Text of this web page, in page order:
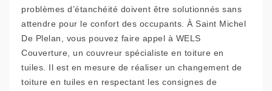
problèmes d’étanchéité doivent être solutionnés sans
attendre pour le confort des occupants. À Saint Michel
De Plelan, vous pouvez faire appel à WELS
Couverture, un couvreur spécialiste en toiture en
tuiles. Il est en mesure de réaliser un changement de
toiture en tuiles en respectant les consignes de